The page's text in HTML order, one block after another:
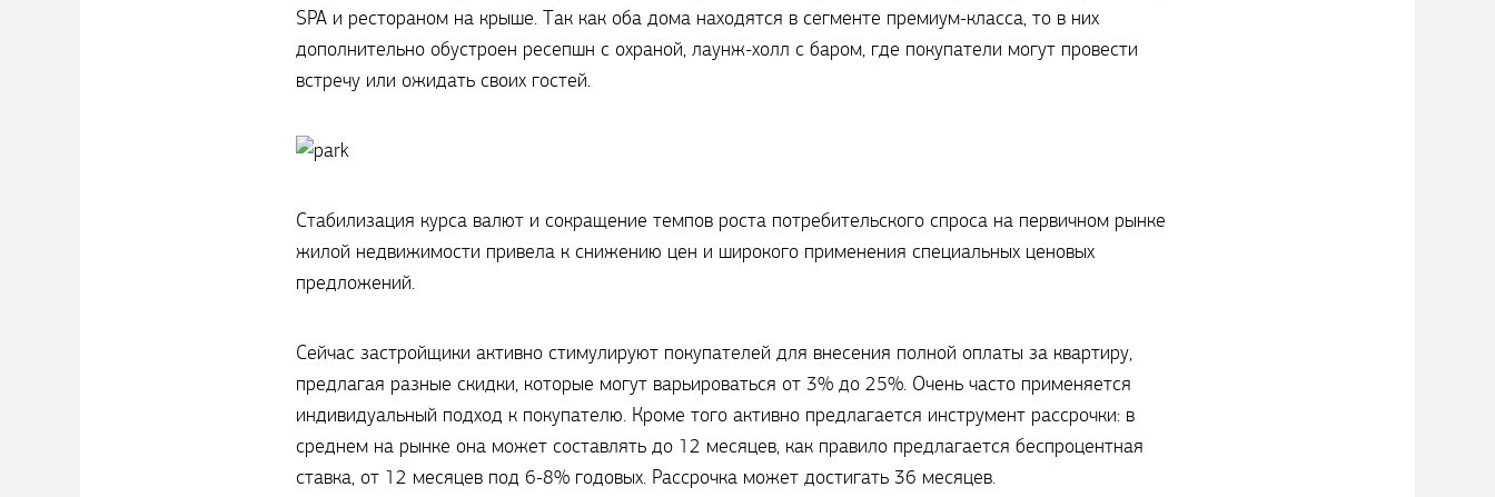
SPA и рестораном на крыше. Так как оба дома находятся в сегменте премиум-класса, то в них
дополнительно обустроен ресепшн с охраной, лаунж-холл с баром, где покупатели могут провести
встречу или ожидать своих гостей.
Стабилизация курса валют и сокращение темпов роста потребительского спроса на первичном рынке
жилой недвижимости привела к снижению цен и широкого применения специальных ценовых
предложений.
Сейчас застройщики активно стимулируют покупателей для внесения полной оплаты за квартиру,
предлагая разные скидки, которые могут варьироваться от 3% до 25%. Очень часто применяется
индивидуальный подход к покупателю. Кроме того активно предлагается инструмент рассрочки: в
среднем на рынке она может составлять до 12 месяцев, как правило предлагается беспроцентная
ставка, от 12 месяцев под 6-8% годовых. Рассрочка может достигать 36 месяцев.